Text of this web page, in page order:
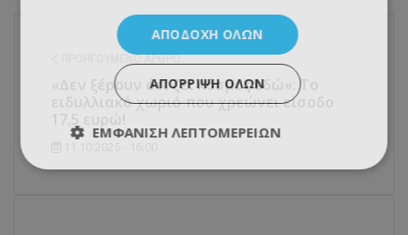
«Δεν ξέρουν ότι ζει κόσμος εδώ»: Το
ειδυλλιακό χωριό που χρεώνει είσοδο
ΑΠΟΔΟΧΉ ΌΛΩΝ
ΑΠΌΡΡΙΨΗ ΌΛΩΝ
ΕΜΦΆΝΙΣΗ ΛΕΠΤΟΜΕΡΕΙΏΝ